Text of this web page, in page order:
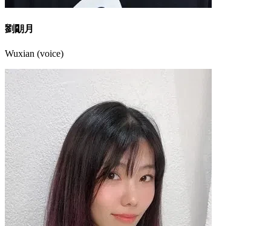
劉朙月
Wuxian (voice)